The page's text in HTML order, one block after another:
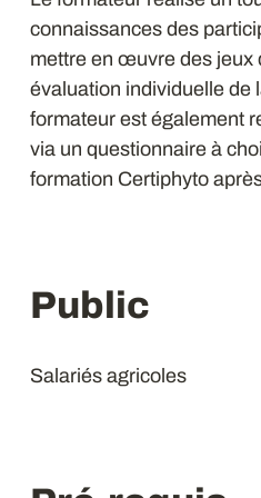
connaissances des
mettre en œuvre des jeux
évaluation individuelle de
formateur est également
via un questionnaire à
formation Certiphyto
Public
Salariés agricoles